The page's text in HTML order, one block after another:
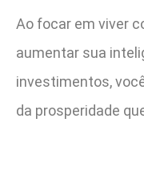
Ao focar em viver
aumentar sua
investimentos,
da prosperidade